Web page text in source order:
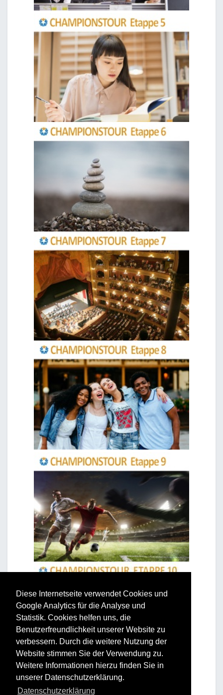
Diese Internetseite verwendet Cookies und
Google Analytics für die Analyse und
Statistik. Cookies helfen uns, die
Benutzerfreundlichkeit unserer Website zu
verbessern. Durch die weitere Nutzung der
Website stimmen Sie der Verwendung zu.
Weitere Informationen hierzu finden Sie in
unserer Datenschutzerklärung.
Datenschutzerklärung